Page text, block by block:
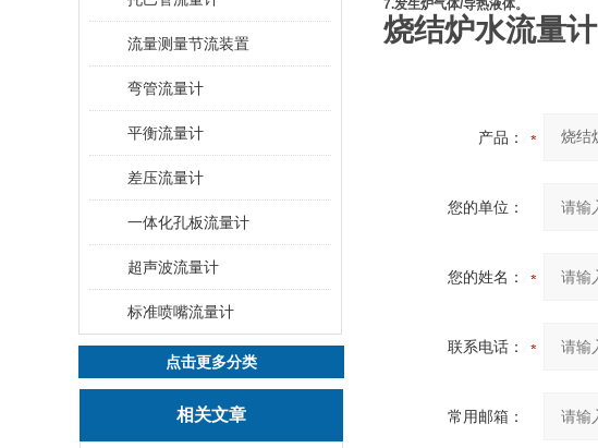
流量测量节流装置
弯管流量计
平衡流量计
差压流量计
一体化孔板流量计
超声波流量计
标准喷嘴流量计
点击更多分类
相关文章
7.发生炉气体/导热液体。
烧结炉水流量计
产品：
您的单位：
您的姓名：
联系电话：
常用邮箱：